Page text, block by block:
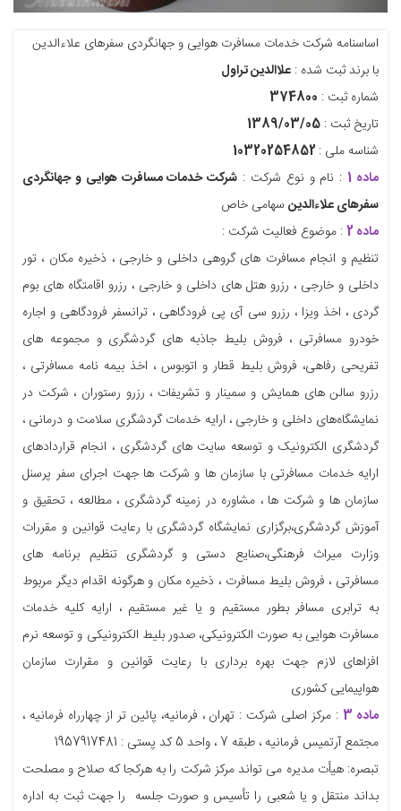
‮اساسنامه شرکت خدمات مسافرت هوایی و جهانگردی سفرهای علاءالدین
با برند ثبت شده : علاالدین تراول
شماره ثبت : 374800
تاریخ ثبت : 1389/03/05
شناسه ملی :
ماده 1
: نام و نوع شرکت : شرکت خدمات مسافرت هوایی و جهانگردی
سفرهای علاءالدین سهامی خاص
ماده 2
: موضوع فعالیت شرکت :
تنظیم و انجام مسافرت های گروهی داخلی و خارجی ، ذخیره مکان ، تور
داخلی و خارجی ، رزرو هتل های داخلی و خارجی ، رزرو اقامتگاه های بوم
گردی ، اخذ ویزا ، رزرو سی آی پی فرودگاهی ، ترانسفر فرودگاهی و اجاره
خودرو مسافرتی ، فروش بلیط جاذبه های گردشگری و مجموعه های
تفریحی رفاهی، فروش بلیط قطار و اتوبوس ، اخذ بیمه نامه مسافرتی ،
رزرو سالن های همایش و سمینار و تشریفات ، رزرو رستوران ، شرکت در
نمایشگاه‌های داخلی و خارجی ، ارایه خدمات گردشگری سلامت و درمانی ،
گردشگری الکترونیک و توسعه سایت های گردشگری ، انجام قراردادهای
ارایه خدمات مسافرتی با سازمان ها و شرکت ها جهت اجرای سفر پرسنل
سازمان ها و شرکت ها ، مشاوره در زمینه گردشگری ، مطالعه ، تحقیق و
آموزش گردشگری،برگزاری نمایشگاه گردشگری با رعایت قوانین و مقررات
وزارت میراث فرهنگی،صنایع دستی و گردشگری تنظیم برنامه های
مسافرتی ، فروش بلیط مسافرت ، ذخیره مکان و هرگونه اقدام دیگر مربوط
به ترابری مسافر بطور مستقیم و یا غیر مستقیم ، ارایه کلیه خدمات
مسافرت هوایی به صورت الکترونیکی، صدور بلیط الکترونیکی و توسعه نرم
افزاهای لازم جهت بهره برداری با رعایت قوانین و مقرارت سازمان
هواپیمایی کشوری
ماده 3
: مرکز اصلی شرکت : تهران ، فرمانیه، پائین تر از چهارراه فرمانیه ،
مجتمع آرتمیس فرمانیه ، طبقه 7 ، واحد 5 کد پستی : 1957917481
تبصره: هیأت مدیره می تواند مرکز شرکت را به هرکجا که صلاح و مصلحت
بداند منتقل و یا شعبی را تأسیس و صورت جلسه را جهت ثبت به اداره